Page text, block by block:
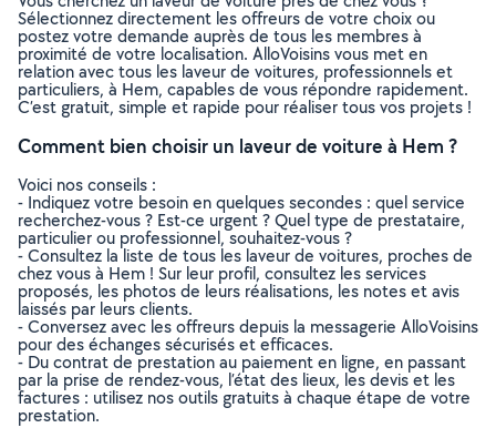
Sélectionnez directement les offreurs de votre choix ou
postez votre demande auprès de tous les membres à
proximité de votre localisation. AlloVoisins vous met en
relation avec tous les laveur de voitures, professionnels et
particuliers, à Hem, capables de vous répondre rapidement.
C’est gratuit, simple et rapide pour réaliser tous vos projets !
Comment bien choisir un laveur de voiture à Hem ?
Voici nos conseils :
- Indiquez votre besoin en quelques secondes : quel service
recherchez-vous ? Est-ce urgent ? Quel type de prestataire,
particulier ou professionnel, souhaitez-vous ?
- Consultez la liste de tous les laveur de voitures, proches de
chez vous à Hem ! Sur leur profil, consultez les services
proposés, les photos de leurs réalisations, les notes et avis
laissés par leurs clients.
- Conversez avec les offreurs depuis la messagerie AlloVoisins
pour des échanges sécurisés et efficaces.
- Du contrat de prestation au paiement en ligne, en passant
par la prise de rendez-vous, l’état des lieux, les devis et les
factures : utilisez nos outils gratuits à chaque étape de votre
prestation.